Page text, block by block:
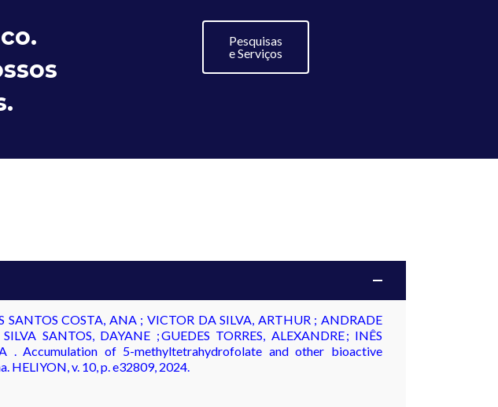
Pesquisas
e Serviços
COSTA, ANA ; VICTOR DA SILVA, ARTHUR ; ANDRADE
SANTOS, DAYANE ; GUEDES TORRES, ALEXANDRE ; INÊS
. Accumulation of 5-methyltetrahydrofolate and other bioactive
HELIYON, v. 10, p. e32809, 2024.